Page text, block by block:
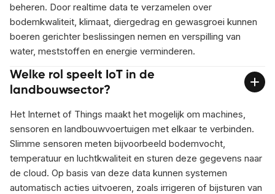
beheren. Door realtime data te verzamelen over
bodemkwaliteit, klimaat, diergedrag en gewasgroei kunnen
boeren gerichter beslissingen nemen en verspilling van
water, meststoffen en energie verminderen.
Welke rol speelt IoT in de
landbouwsector?
Het Internet of Things maakt het mogelijk om machines,
sensoren en landbouwvoertuigen met elkaar te verbinden.
Slimme sensoren meten bijvoorbeeld bodemvocht,
temperatuur en luchtkwaliteit en sturen deze gegevens naar
de cloud. Op basis van deze data kunnen systemen
automatisch acties uitvoeren, zoals irrigeren of bijsturen van